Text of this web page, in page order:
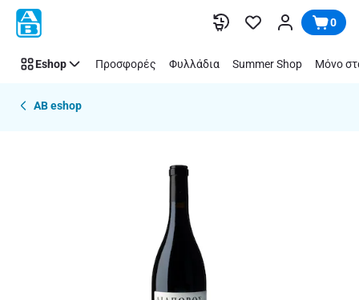
Παράλειψη 0
Eshop Προσφορές Φυλλάδια Summer Shop Μόνο
AB eshop